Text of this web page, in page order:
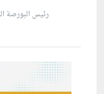
رئيس البورصة